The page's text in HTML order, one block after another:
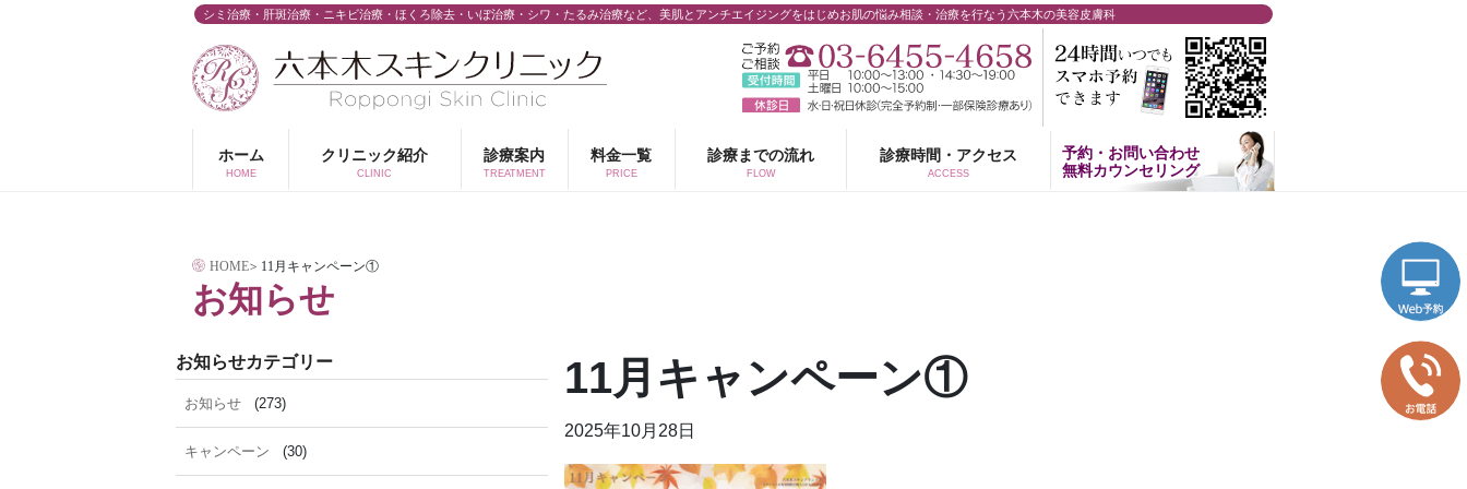
シミ治療・肝斑治療・ニキビ治療・ほくろ除去・いぼ治療・シワ・たるみ治療など、美肌とアンチエイジングをはじめお肌の悩み相談・治療を行なう六本木の美容皮膚科
ホーム
HOME
クリニック紹介
CLINIC
診療案内
TREATMENT
料金一覧
PRICE
診療までの流れ
FLOW
診療時間・アクセス
ACCESS
予約・お問い合わせ
無料カウンセリング
HOME> 11月キャンペーン①
お知らせ
11月キャンペーン①
2025年10月28日
お知らせカテゴリー
お知らせ (273)
キャンペーン (30)